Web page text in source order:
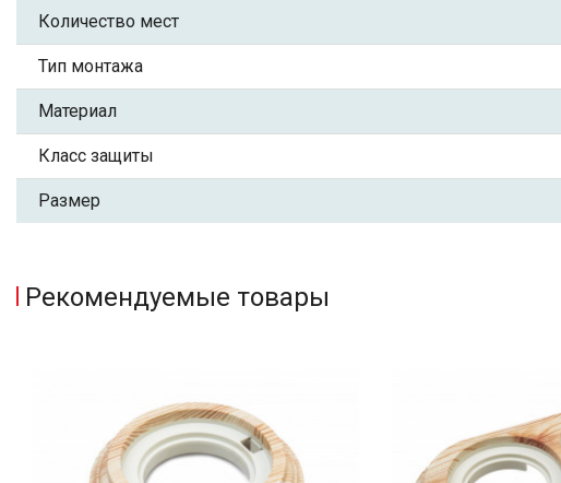
Количество мест
Тип монтажа
Материал
Класс защиты
Размер
Рекомендуемые товары